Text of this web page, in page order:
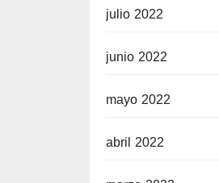
julio 2022
junio 2022
mayo 2022
abril 2022